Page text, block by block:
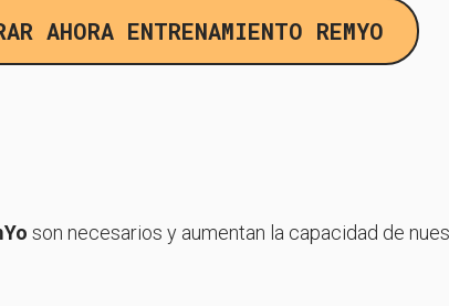
AHORA ENTRENAMIENTO REMYO
son necesarios y aumentan la capacidad de